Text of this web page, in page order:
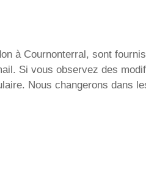
à Cournonterral, sont
Si vous observez des
Nous changerons dans